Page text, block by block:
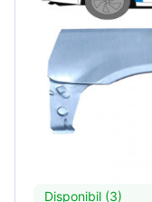
Disponibil (3)